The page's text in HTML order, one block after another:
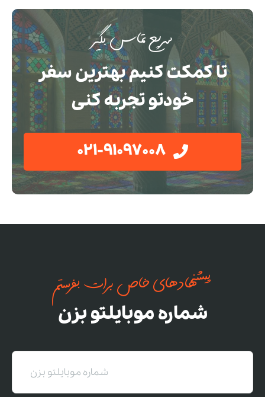
سریع تماس بگیر
تا کمکت کنیم بهترین سفر
خودتو تجربه کنی
021-91097008
پیشنهادهای خاص برات بفرستم
شماره موبایلتو بزن